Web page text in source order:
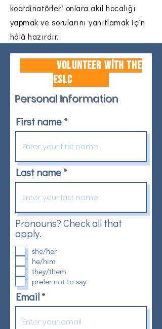
koordinatörleri onlara akıl hocalığı
yapmak ve sorularını yanıtlamak için
hâlâ hazırdır.
Volunteer with the
ESLC
Personal Information
First name
Last name
Pronouns? Check all that
apply.
she/her
he/him
they/them
prefer not to say
Email